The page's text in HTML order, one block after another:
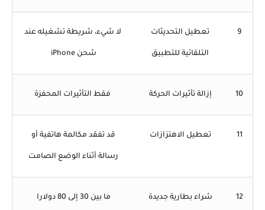
9 تعطيل التحديثات
التلقائية للتطبيق
لا شيء، شريطة تشغيله عند
شحن iPhone
10 إزالة تأثيرات الحركة فقط التأثيرات المحفزة
11 تعطيل الاهتزازات قد تفقد مكالمة هاتفية أو
رسالة أثناء الوضع الصامت
12 شراء بطارية جديدة ما بين 30 إلى 80 دولارا